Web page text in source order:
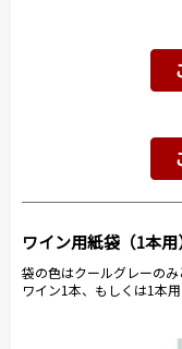
ワイン用紙袋（1本用
袋の色はクールグレーのみ
ワイン1本、もしくは1本